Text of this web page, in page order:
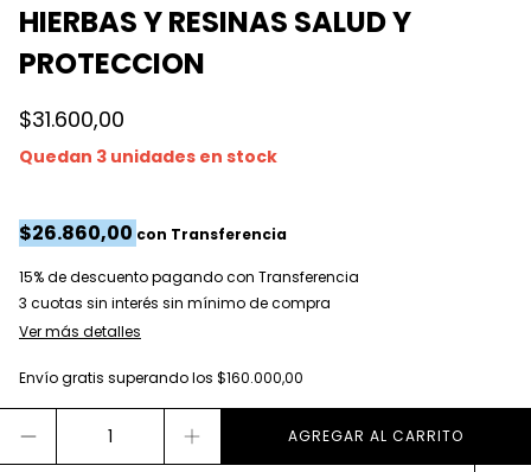
HIERBAS Y RESINAS SALUD Y
PROTECCION
$31.600,00
Quedan 3 unidades en stock
$26.860,00 con Transferencia
15% de descuentopagando con Transferencia
Ver más detalles
Envío gratis superando los $160.000,00